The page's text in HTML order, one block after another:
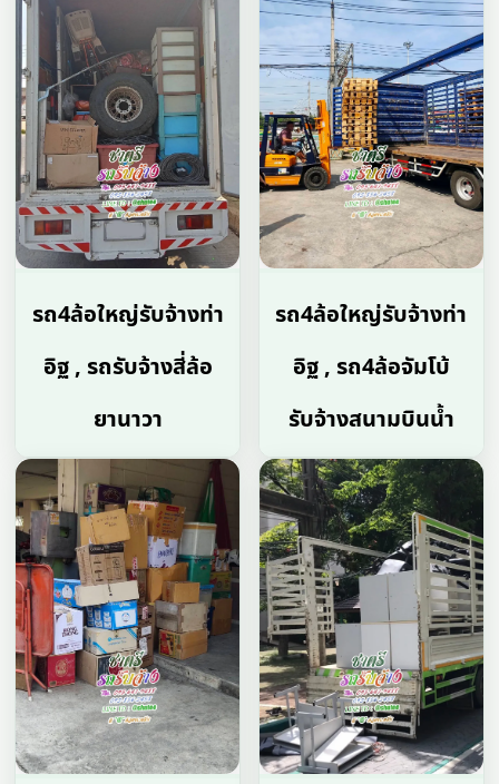
รถ4ล้อใหญ่รับจ้างท่า
อิฐ , รถรับจ้างสี่ล้อ
ยานาวา
รถ4ล้อใหญ่รับจ้างท่า
อิฐ , รถ4ล้อจัมโบ้
รับจ้างสนามบินน้ำ